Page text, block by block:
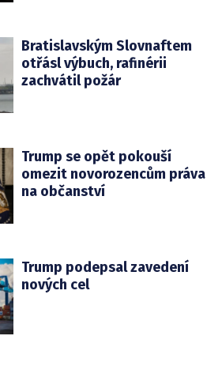
Bratislavským Slovnaftem
otřásl výbuch, rafinérii
zachvátil požár
Trump se opět pokouší
omezit novorozencům práva
na občanství
Trump podepsal zavedení
nových cel